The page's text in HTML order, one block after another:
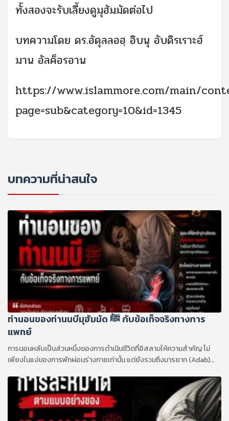
ทั้งสองจะรับเลี้ยงดูมุฮัมมัดต่อไป
บทความโดย ดร.อัดุลลอฮฺ อิบนุ อับดิรเราะฮ์
มาน อัลค็อรอาน
https://www.islammore.com/main/
page=sub&category=10&id=1345
บทความที่น่าสนใจ
ท่านอนของท่านนบีมุฮัมมัด ﷺ กับข้อเท็จจริงทางการ
แพทย์
การนอนหลับเป็นส่วนหนึ่งของการดำเนินชีวิตที่อิสลามให้ความสำคัญ ไม่
เพียงในแง่ของการพักผ่อนร่างกายเท่านั้น แต่ยังรวมถึงมารยาท (Adab)
การดำเนินชีวิตประจำวัน